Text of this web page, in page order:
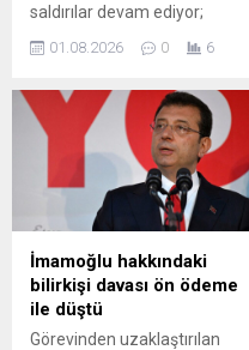
saldırılar devam ediyor;
sağlık yetkilileri bölgede son
24 saatte hastanelere 2 sivil
ulaştırıldığını açıkladı. Filistin
Sağlık Bakanlığı verilerine
göre, 10 Ekim’de yürürlüğe
giren ateşkes
anlaşmasından bu yana
yaralı sayısı 4 bin 53e
yükseldi, ölü sayısı ise bin
222 olarak kaydedildi....
01.08.2026 0 6
İmamoğlu hakkındaki
bilirkişi davası ön ödeme
ile düştü
Görevinden uzaklaştırılan